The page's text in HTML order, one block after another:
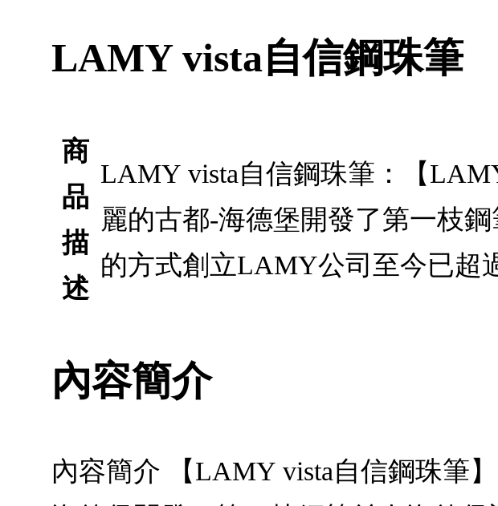
LAMY vista自信鋼珠筆
商
品
描
述
LAMY vista自信鋼珠筆：【
麗的古都-海德堡開發了第一枝
的方式創立LAMY公司至今已超
內容簡介
內容簡介 【LAMY vista自信鋼珠筆